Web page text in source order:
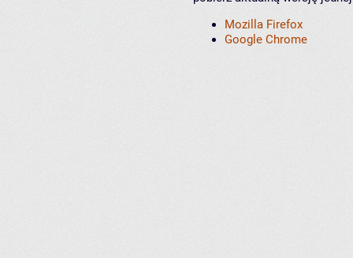
Mozilla Firefox
Google Chrome